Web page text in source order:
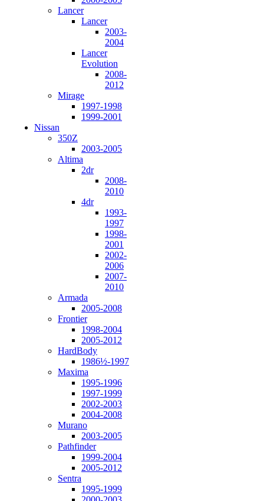
Lancer
Lancer
2003-
2004
Lancer
Evolution
2008-
2012
Mirage
1997-1998
1999-2001
Nissan
350Z
2003-2005
Altima
2dr
2008-
2010
4dr
1993-
1997
1998-
2001
2002-
2006
2007-
2010
Armada
2005-2008
Frontier
1998-2004
2005-2012
HardBody
1986½-1997
Maxima
1995-1996
1997-1999
2002-2003
2004-2008
Murano
2003-2005
Pathfinder
1999-2004
2005-2012
Sentra
1995-1999